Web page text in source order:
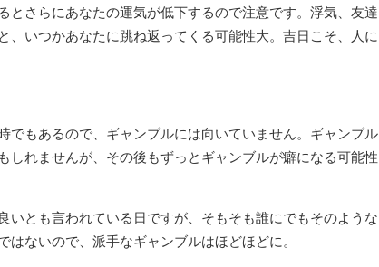
とさらにあなたの運気が低下するので注意です。浮気、友達
、いつかあなたに跳ね返ってくる可能性大。吉日こそ、人に
でもあるので、ギャンブルには向いていません。ギャンブル
しれませんが、その後もずっとギャンブルが癖になる可能性
いとも言われている日ですが、そもそも誰にでもそのような
はないので、派手なギャンブルはほどほどに。